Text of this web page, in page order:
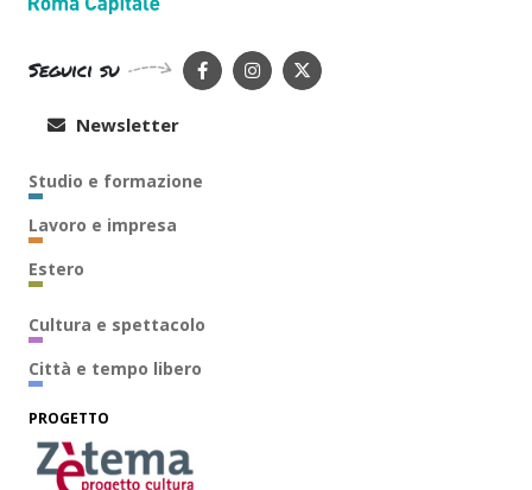
Seguici su
Newsletter
Studio e formazione
Lavoro e impresa
Estero
Cultura e spettacolo
Città e tempo libero
PROGETTO